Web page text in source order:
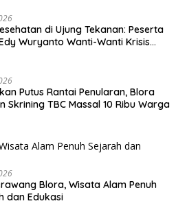
di Ujung Tekanan: Peserta
Wuryanto Wanti-Wanti Krisis
Putus Rantai Penularan, Blora
Skrining TBC Massal 10 Ribu Warga
Blora, Wisata Alam Penuh
dan Edukasi